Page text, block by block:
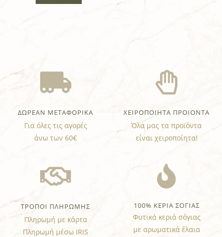
ΔΩΡΕΑΝ ΜΕΤΑΦΟΡΙΚΑ
Για όλες τις αγορές
άνω των 60€
ΧΕΙΡΟΠΟΙΗΤΑ ΠΡΟΙΟΝΤΑ
Όλα μας τα προϊόντα
είναι χειροποίητα!
ΤΡΟΠΟΙ ΠΛΗΡΩΜΗΣ
Πληρωμή με κάρτα
Πληρωμή μέσω IRIS
100% ΚΕΡΙΑ ΣΟΓΙΑΣ
Φυτικά κεριά σόγιας
με αρωματικά έλαια